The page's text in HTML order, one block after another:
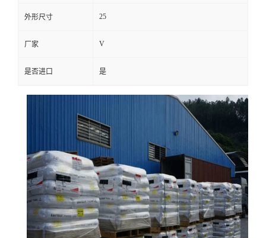
外形尺寸 25
厂家 V
是否进口 是